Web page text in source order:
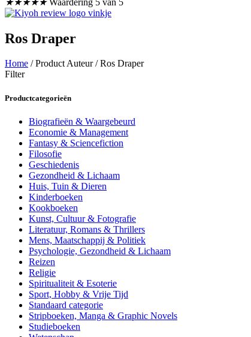
Ros Draper
Home / Product Auteur / Ros Draper
Filter
Productcategorieën
Biografieën & Waargebeurd
Economie & Management
Fantasy & Sciencefiction
Filosofie
Geschiedenis
Gezondheid & Lichaam
Huis, Tuin & Dieren
Kinderboeken
Kookboeken
Kunst, Cultuur & Fotografie
Literatuur, Romans & Thrillers
Mens, Maatschappij & Politiek
Psychologie, Gezondheid & Lichaam
Reizen
Religie
Spiritualiteit & Esoterie
Sport, Hobby & Vrije Tijd
Standaard categorie
Stripboeken, Manga & Graphic Novels
Studieboeken